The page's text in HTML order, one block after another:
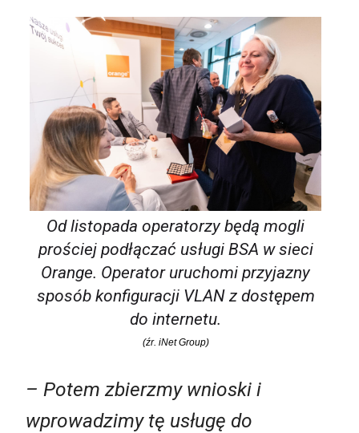
Od listopada operatorzy będą mogli
prościej podłączać usługi BSA w sieci
Orange. Operator uruchomi przyjazny
sposób konfiguracji VLAN z dostępem
do internetu.
(źr. iNet Group)
– Potem zbierzmy wnioski i
wprowadzimy tę usługę do